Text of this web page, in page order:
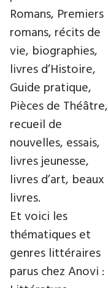
Romans, Premiers
romans, récits de
vie, biographies,
livres d’Histoire,
Guide pratique,
Pièces de Théâtre,
recueil de
nouvelles, essais,
livres jeunesse,
livres d’art, beaux
livres.
Et voici les
thématiques et
genres littéraires
parus chez Anovi :